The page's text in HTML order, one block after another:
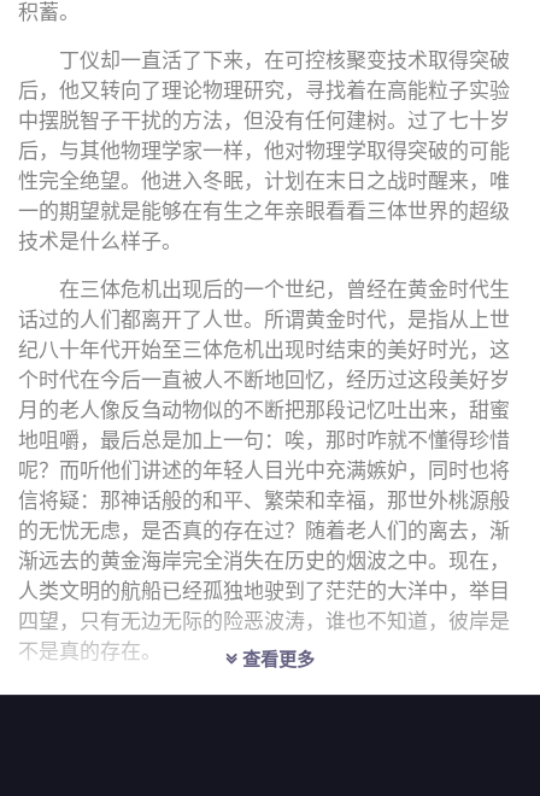
积蓄。
丁仪却一直活了下来，在可控核聚变技术取得突破
后，他又转向了理论物理研究，寻找着在高能粒子实验
中摆脱智子干扰的方法，但没有任何建树。过了七十岁
后，与其他物理学家一样，他对物理学取得突破的可能
性完全绝望。他进入冬眠，计划在末日之战时醒来，唯
一的期望就是能够在有生之年亲眼看看三体世界的超级
技术是什么样子。
在三体危机出现后的一个世纪，曾经在黄金时代生
话过的人们都离开了人世。所谓黄金时代，是指从上世
纪八十年代开始至三体危机出现时结束的美好时光，这
个时代在今后一直被人不断地回忆，经历过这段美好岁
月的老人像反刍动物似的不断把那段记忆吐出来，甜蜜
地咀嚼，最后总是加上一句：唉，那时咋就不懂得珍惜
呢？而听他们讲述的年轻人目光中充满嫉妒，同时也将
信将疑：那神话般的和平、繁荣和幸福，那世外桃源般
的无忧无虑，是否真的存在过？随着老人们的离去，渐
渐远去的黄金海岸完全消失在历史的烟波之中。现在，
人类文明的航船已经孤独地驶到了茫茫的大洋中，举目
四望，只有无边无际的险恶波涛，谁也不知道，彼岸是
不是真的存在。
查看更多